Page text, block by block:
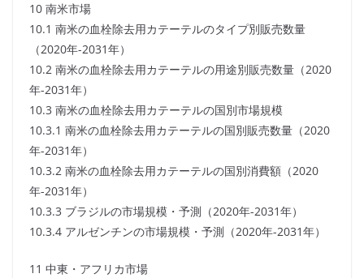
10 南米市場
10.1 南米の血栓除去用カテーテルのタイプ別販売数量
（2020年-2031年）
10.2 南米の血栓除去用カテーテルの用途別販売数量（2020
年-2031年）
10.3 南米の血栓除去用カテーテルの国別市場規模
10.3.1 南米の血栓除去用カテーテルの国別販売数量（2020
年-2031年）
10.3.2 南米の血栓除去用カテーテルの国別消費額（2020
年-2031年）
10.3.3 ブラジルの市場規模・予測（2020年-2031年）
10.3.4 アルゼンチンの市場規模・予測（2020年-2031年）
11 中東・アフリカ市場